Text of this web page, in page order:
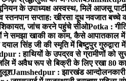
के उपाध्यक्ष अस्वस्थ, मिलें आजसू
स्तनपान सप्ताह: खीरसा दूध नवजात बच्चे
जांच करने पहुंचे सीओPotka :
समझा खाकी का काम, कैसे आपातकाल में
सिंह जी की स्मृति में बिष्टुपुर
: हाथियों के उपद्रव से ग्रामीणों को
में अवैध रूप से बिक्री के लिए रखा 80
Jamshedpur : झारखंड आन्दोलनकारी